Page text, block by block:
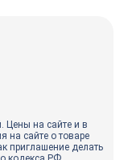
Цены на сайте и в
на сайте о товаре
приглашение делать